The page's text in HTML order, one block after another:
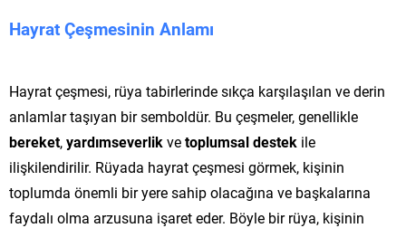
Hayrat Çeşmesinin Anlamı
Hayrat çeşmesi, rüya tabirlerinde sıkça karşılaşılan ve derin
anlamlar taşıyan bir semboldür. Bu çeşmeler, genellikle
bereket,yardımseverlikvetoplumsal destek ile
ilişkilendirilir. Rüyada hayrat çeşmesi görmek, kişinin
toplumda önemli bir yere sahip olacağına ve başkalarına
faydalı olma arzusuna işaret eder. Böyle bir rüya, kişinin